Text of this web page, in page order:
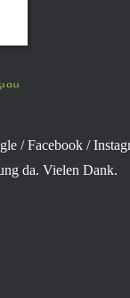
/ Facebook /
da. Vielen Dank.